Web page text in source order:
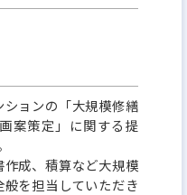
ョンの「大規模修繕
案策定」に関する提
成、積算など大規模
を担当していただき